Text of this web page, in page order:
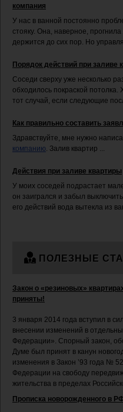
компания
У нас в ванной постоянно
стояку. Она, наверное,
держится до сих пор. Но
Порядок действий при заливе
Соседи сверху уже несколько
обходилось покраской
тот случай, если следующие
Как правильно составить
Здравствуйте, мне нужно
компанию. Залив квартир ...
Действия при заливе квартиры
У моих соседей подрастает
он заигрался и забыл
его действий вода вытекла из
ПОЛЕЗНЫЕ
Закон о «резиновых»
приняты!
3 января 2014 года вступил в
внесении изменений в
Федерации». Спорный закон,
Думе был принят в канун
изменения в Закон ’93 года №
Федерации на свободу
жительства в пределах
Прописка новорожденного в